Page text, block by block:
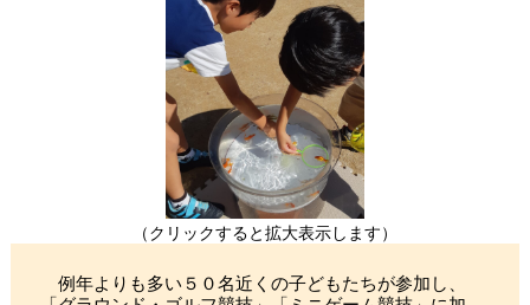
（クリックすると拡大表示します）
例年よりも多い５０名近くの子どもたちが参加し、